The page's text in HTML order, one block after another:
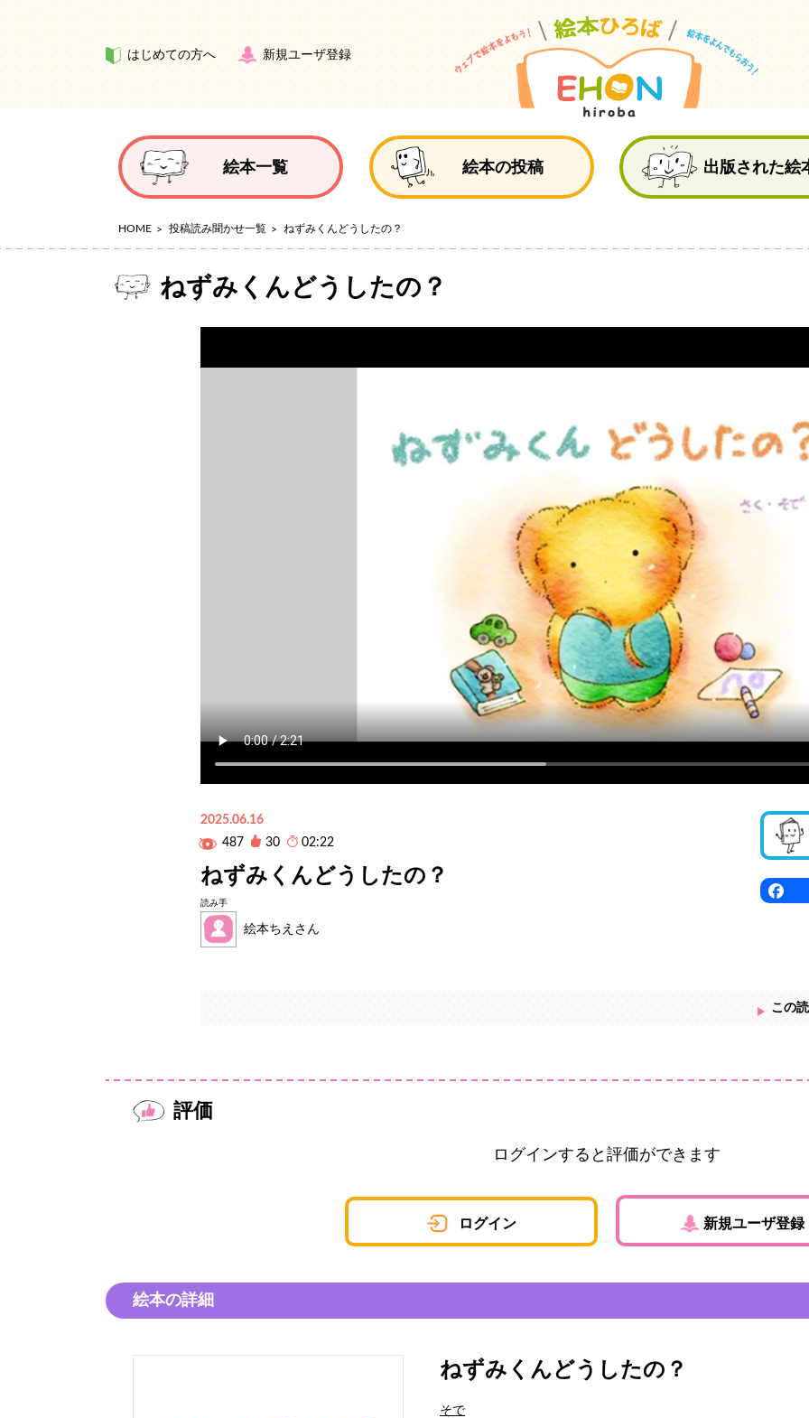
はじめての方へ 新規ユーザ登録
絵本一覧 絵本の投稿 出版された絵
HOME 投稿読み聞かせ一覧 ねずみくんどうしたの？
ねずみくんどうしたの？
2025.06.16
487
30 02:22
ねずみくんどうしたの？
読み手
絵本ちえさん
この
評価
ログインすると評価ができます
ログイン 新規ユーザ登録
絵本の詳細
ねずみくんどうしたの？
そで